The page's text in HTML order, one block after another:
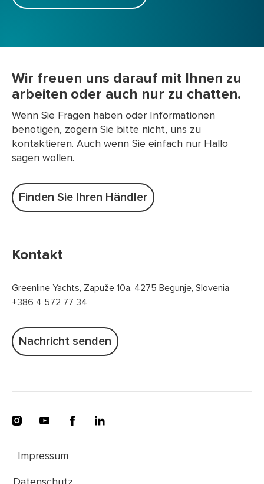
Wir freuen uns darauf mit Ihnen zu
arbeiten oder auch nur zu chatten.
Wenn Sie Fragen haben oder Informationen
benötigen, zögern Sie bitte nicht, uns zu
kontaktieren. Auch wenn Sie einfach nur Hallo
sagen wollen.
Finden Sie Ihren Händler
Kontakt
Greenline Yachts, Zapuže 10a, 4275 Begunje, Slovenia
+386 4 572 77 34
Nachricht senden
Impressum